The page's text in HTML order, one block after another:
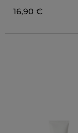
16,90 €